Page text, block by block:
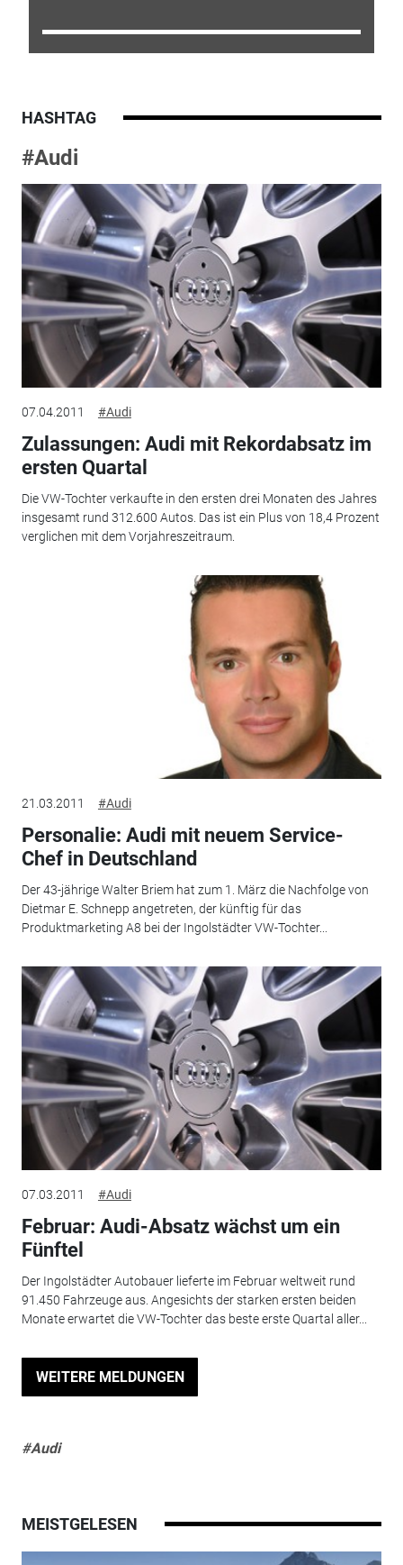
HASHTAG
#Audi
07.04.2011 #Audi
Zulassungen: Audi mit Rekordabsatz im
ersten Quartal
Die VW-Tochter verkaufte in den ersten drei Monaten des Jahres
insgesamt rund 312.600 Autos. Das ist ein Plus von 18,4 Prozent
verglichen mit dem Vorjahreszeitraum.
21.03.2011 #Audi
Personalie: Audi mit neuem Service-
Chef in Deutschland
Der 43-jährige Walter Briem hat zum 1. März die Nachfolge von
Dietmar E. Schnepp angetreten, der künftig für das
Produktmarketing A8 bei der Ingolstädter VW-Tochter...
07.03.2011 #Audi
Februar: Audi-Absatz wächst um ein
Fünftel
Der Ingolstädter Autobauer lieferte im Februar weltweit rund
91.450 Fahrzeuge aus. Angesichts der starken ersten beiden
Monate erwartet die VW-Tochter das beste erste Quartal aller...
WEITERE MELDUNGEN
#Audi
MEISTGELESEN